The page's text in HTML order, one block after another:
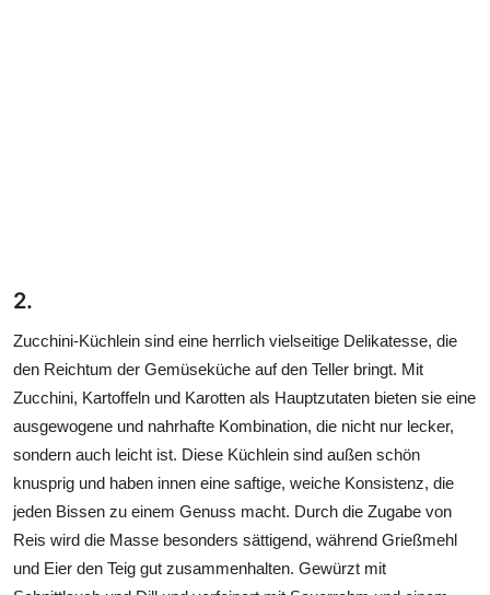
2.
Zucchini-Küchlein sind eine herrlich vielseitige Delikatesse, die
den Reichtum der Gemüseküche auf den Teller bringt. Mit
Zucchini, Kartoffeln und Karotten als Hauptzutaten bieten sie eine
ausgewogene und nahrhafte Kombination, die nicht nur lecker,
sondern auch leicht ist. Diese Küchlein sind außen schön
knusprig und haben innen eine saftige, weiche Konsistenz, die
jeden Bissen zu einem Genuss macht. Durch die Zugabe von
Reis wird die Masse besonders sättigend, während Grießmehl
und Eier den Teig gut zusammenhalten. Gewürzt mit